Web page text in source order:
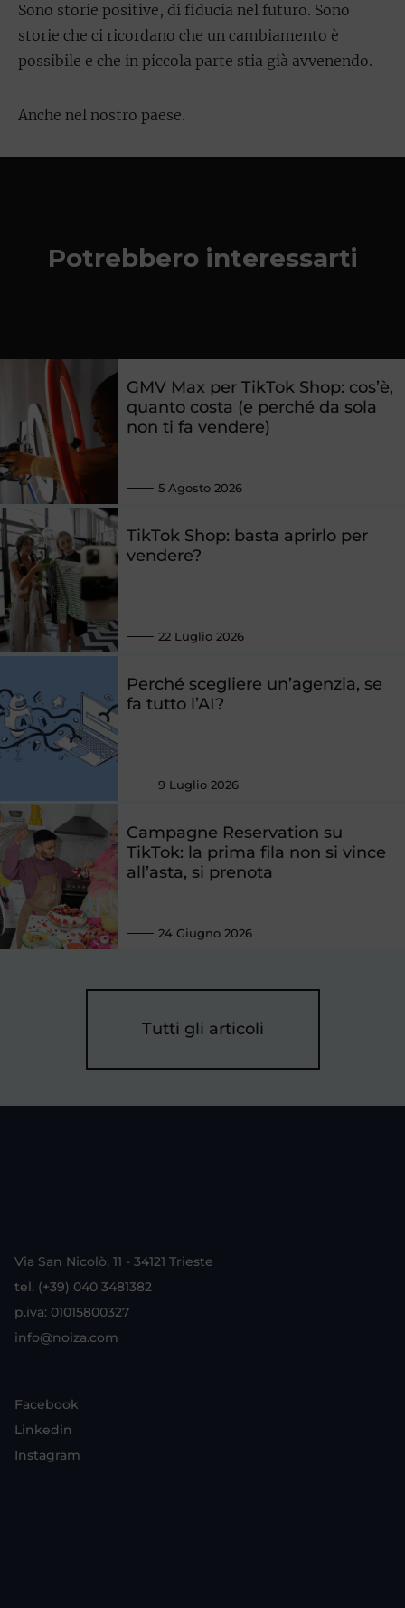
Sono storie positive, di fiducia nel futuro. Sono
storie che ci ricordano che un cambiamento è
possibile e che in piccola parte stia già avvenendo.
Anche nel nostro paese.
Potrebbero interessarti
GMV Max per TikTok Shop: cos’è,
quanto costa (e perché da sola
non ti fa vendere)
5 Agosto 2026
TikTok Shop: basta aprirlo per
vendere?
22 Luglio 2026
Perché scegliere un’agenzia, se
fa tutto l’AI?
9 Luglio 2026
Campagne Reservation su
TikTok: la prima fila non si vince
all’asta, si prenota
24 Giugno 2026
Tutti gli articoli
Via San Nicolò, 11 - 34121 Trieste
tel. (+39) 040 3481382
p.iva: 01015800327
info@noiza.com
Facebook
Linkedin
Instagram